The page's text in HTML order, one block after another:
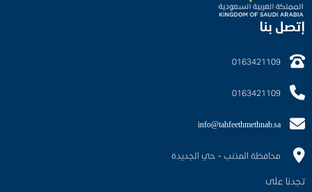
إتصل بنا
0163421109
0163421109
info@tahfeethmethnab.sa
محافظة المذنب - حي الجديدة
تجدنا على